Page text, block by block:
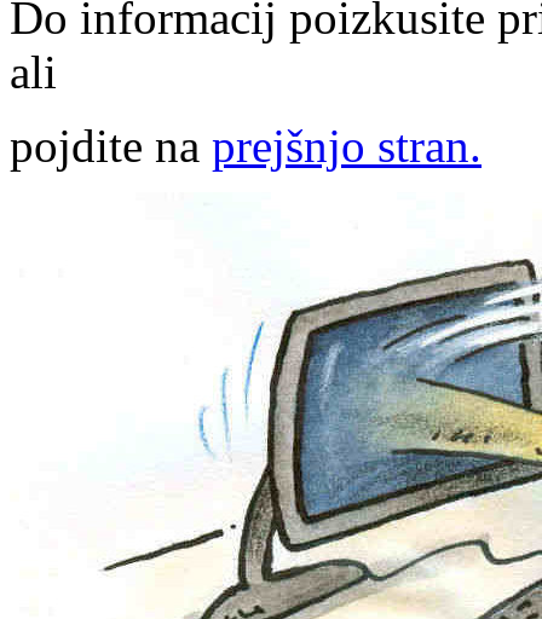
Do informacij poizkusite
ali
pojdite na prejšnjo stran.